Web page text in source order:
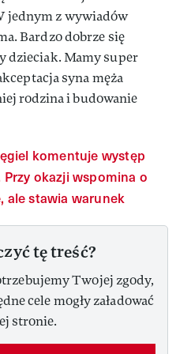
jednym z wywiadów
Bardzo dobrze się
dzieciak. Mamy super
syna męża
rodzina i budowanie
komentuje występ
okazji wspomina o
ale stawia warunek
tę treść?
Twojej zgody,
cele mogły załadować
stronie.